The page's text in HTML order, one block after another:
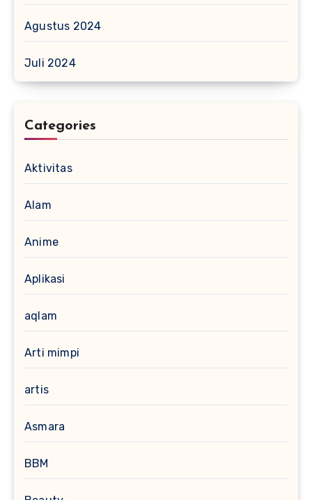
Agustus 2024
Juli 2024
Categories
Aktivitas
Alam
Anime
Aplikasi
aqlam
Arti mimpi
artis
Asmara
BBM